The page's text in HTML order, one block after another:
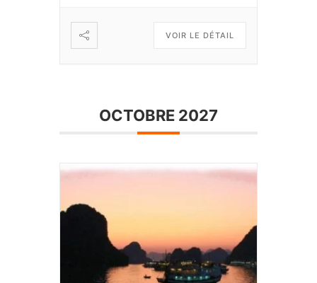
VOIR LE DÉTAIL
OCTOBRE 2027